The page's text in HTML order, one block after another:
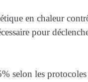
en chaleur
pour
selon les